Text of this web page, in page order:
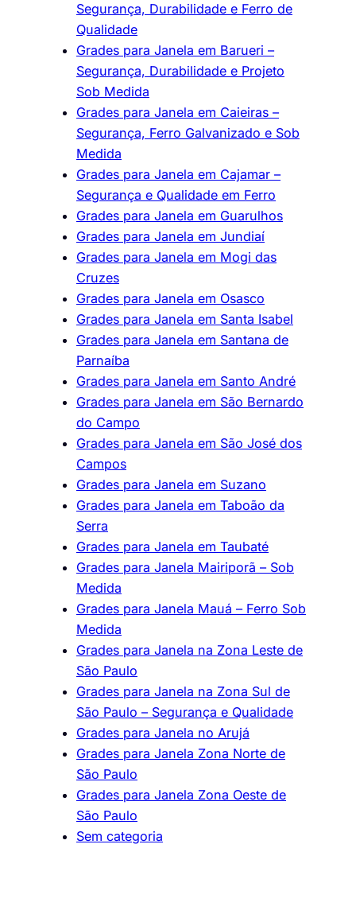
Segurança, Durabilidade e Ferro de
Qualidade
Grades para Janela em Barueri –
Segurança, Durabilidade e Projeto
Sob Medida
Grades para Janela em Caieiras –
Segurança, Ferro Galvanizado e Sob
Medida
Grades para Janela em Cajamar –
Segurança e Qualidade em Ferro
Grades para Janela em Guarulhos
Grades para Janela em Jundiaí
Grades para Janela em Mogi das
Cruzes
Grades para Janela em Osasco
Grades para Janela em Santa Isabel
Grades para Janela em Santana de
Parnaíba
Grades para Janela em Santo André
Grades para Janela em São Bernardo
do Campo
Grades para Janela em São José dos
Campos
Grades para Janela em Suzano
Grades para Janela em Taboão da
Serra
Grades para Janela em Taubaté
Grades para Janela Mairiporã – Sob
Medida
Grades para Janela Mauá – Ferro Sob
Medida
Grades para Janela na Zona Leste de
São Paulo
Grades para Janela na Zona Sul de
São Paulo – Segurança e Qualidade
Grades para Janela no Arujá
Grades para Janela Zona Norte de
São Paulo
Grades para Janela Zona Oeste de
São Paulo
Sem categoria